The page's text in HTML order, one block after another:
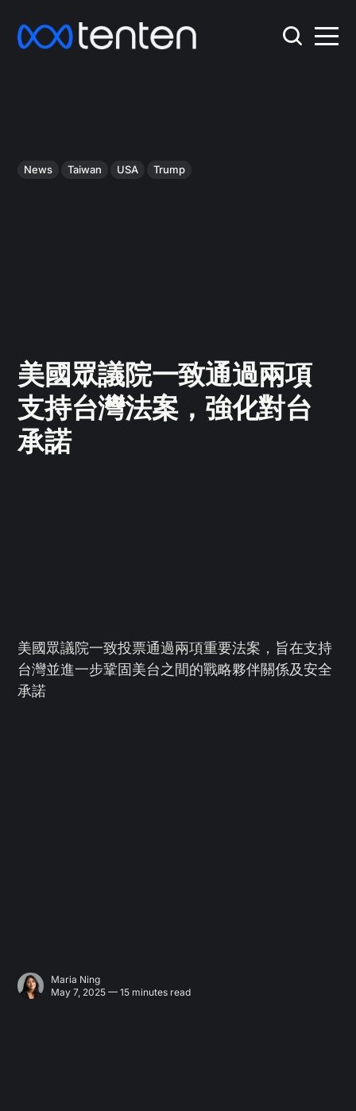
News Taiwan USA Trump
美國眾議院一致通過兩項
支持台灣法案，強化對台
承諾
美國眾議院一致投票通過兩項重要法案，旨在支持
台灣並進一步鞏固美台之間的戰略夥伴關係及安全
承諾
Maria Ning
May 7, 2025 — 15 minutes read